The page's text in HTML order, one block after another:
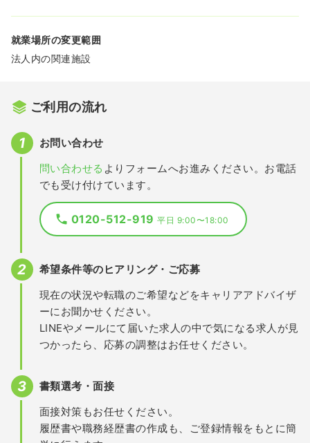
就業場所の変更範囲
法人内の関連施設
ご利用の流れ
お問い合わせ
問い合わせる よりフォームへお進みください。お電話
でも受け付けています。
0120-512-919平日 9:00〜18:00
希望条件等のヒアリング・ご応募
現在の状況や転職のご希望などをキャリアアドバイザ
ーにお聞かせください。
LINEやメールにて届いた求人の中で気になる求人が見
つかったら、応募の調整はお任せください。
書類選考・面接
面接対策もお任せください。
履歴書や職務経歴書の作成も、ご登録情報をもとに簡